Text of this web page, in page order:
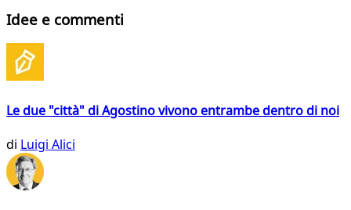
Idee e commenti
Le due "città" di Agostino vivono entrambe dentro di noi
di Luigi Alici